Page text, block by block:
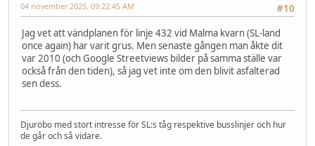
#10
04 november 2025, 09:22:45 AM
Jag vet att vändplanen för linje 432 vid Malma kvarn (SL-land
once again) har varit grus. Men senaste gången man åkte dit
var 2010 (och Google Streetviews bilder på samma ställe var
också från den tiden), så jag vet inte om den blivit asfalterad
sen dess.
Djuröbo med stort intresse för SL:s tåg respektive busslinjer och hur
de går och så vidare.